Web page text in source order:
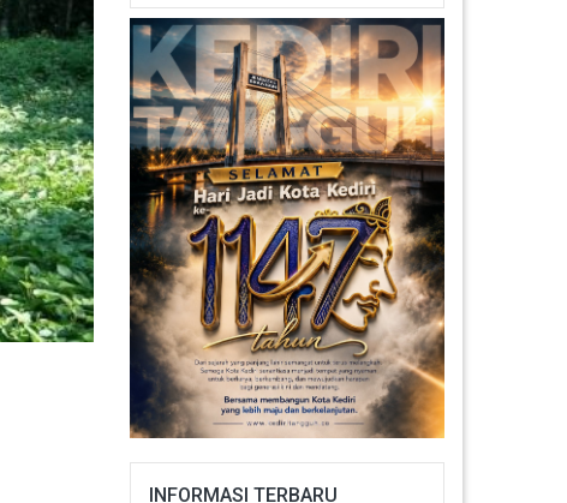
INFORMASI TERBARU